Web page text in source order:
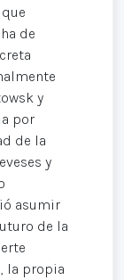
de
y
por
de la
y
asumir
de la
la propia